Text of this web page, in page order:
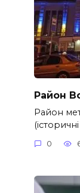
Район
Район
0